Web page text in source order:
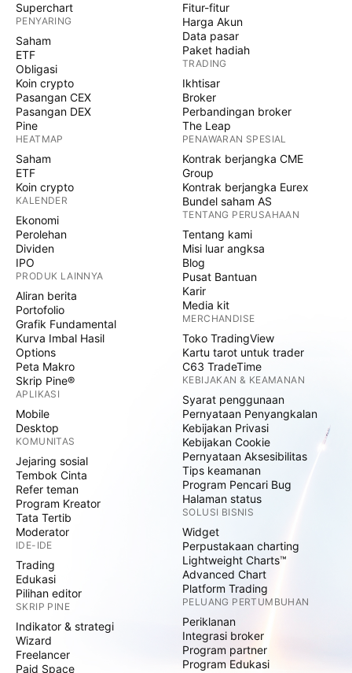
Superchart
PENYARING
Saham
ETF
Obligasi
Koin crypto
Pasangan CEX
Pasangan DEX
Pine
HEATMAP
Saham
ETF
Koin crypto
KALENDER
Ekonomi
Perolehan
Dividen
IPO
PRODUK LAINNYA
Aliran berita
Portofolio
Grafik Fundamental
Kurva Imbal Hasil
Options
Peta Makro
Skrip Pine®
APLIKASI
Mobile
Desktop
KOMUNITAS
Jejaring sosial
Tembok Cinta
Refer teman
Program Kreator
Tata Tertib
Moderator
IDE-IDE
Trading
Edukasi
Pilihan editor
SKRIP PINE
Indikator & strategi
Wizard
Freelancer
Paid Space
Fitur-fitur
Harga Akun
Data pasar
Paket hadiah
TRADING
Ikhtisar
Broker
Perbandingan broker
The Leap
PENAWARAN SPESIAL
Kontrak berjangka CME
Group
Kontrak berjangka Eurex
Bundel saham AS
TENTANG PERUSAHAAN
Tentang kami
Misi luar angksa
Blog
Pusat Bantuan
Karir
Media kit
MERCHANDISE
Toko TradingView
Kartu tarot untuk trader
C63 TradeTime
KEBIJAKAN & KEAMANAN
Syarat penggunaan
Pernyataan Penyangkalan
Kebijakan Privasi
Kebijakan Cookie
Pernyataan Aksesibilitas
Tips keamanan
Program Pencari Bug
Halaman status
SOLUSI BISNIS
Widget
Perpustakaan charting
Lightweight Charts™
Advanced Chart
Platform Trading
PELUANG PERTUMBUHAN
Periklanan
Integrasi broker
Program partner
Program Edukasi